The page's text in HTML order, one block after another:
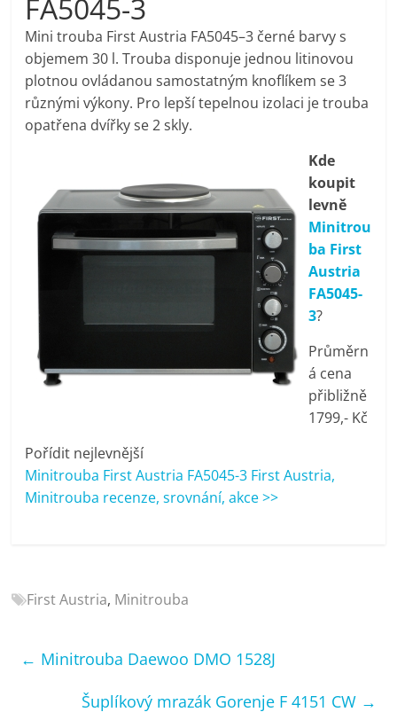
pračky,
televize,
notebooky,
mobilní
telefony,
kávovary,
bazény
Nejlepší
elektronika
OK,
recenze,
pračky,
kávovary,
FA5045-3
Mini trouba First Austria FA5045–3 černé barvy s
objemem 30 l. Trouba disponuje jednou litinovou
plotnou ovládanou samostatným knoflíkem se 3
různými výkony. Pro lepší tepelnou izolaci je trouba
opatřena dvířky se 2 skly.
Kde
koupit
levně
Minitrou
ba First
Austria
FA5045-
3?
Průměrn
á cena
přibližně
1799,- Kč
Pořídit nejlevnější
Minitrouba First Austria FA5045-3 First Austria,
Minitrouba recenze, srovnání, akce >>
First Austria, Minitrouba
← Minitrouba Daewoo DMO 1528J
Šuplíkový mrazák Gorenje F 4151 CW →